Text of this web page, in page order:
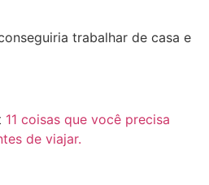
trabalhar de casa e
11 coisas que você precisa
de viajar.